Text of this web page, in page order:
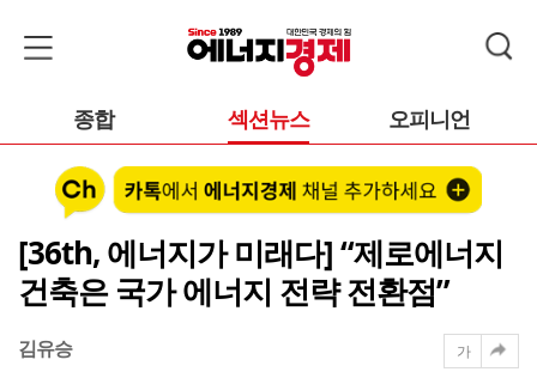
종합 섹션뉴스 오피니언
[36th, 에너지가 미래다] “제로에너지
건축은 국가 에너지 전략 전환점”
김유승
가